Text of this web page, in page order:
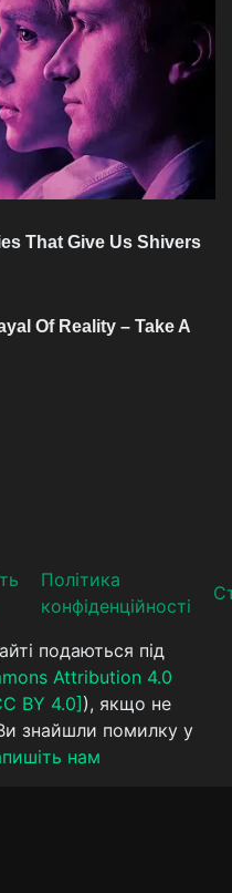
Політика
конфіденційності
подаються під
Attribution 4.0
BY 4.0] ), якщо не
знайшли помилку у
нам